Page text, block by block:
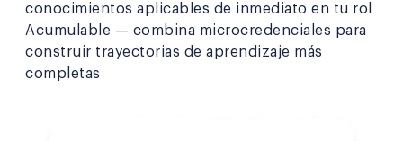
conocimientos aplicables de inmediato en tu rol
Acumulable — combina microcredenciales para
construir trayectorias de aprendizaje más
completas